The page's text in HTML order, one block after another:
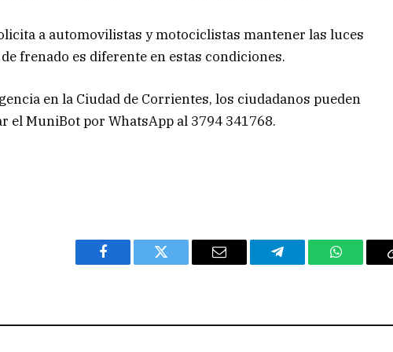
a automovilistas y motociclistas mantener las luces
frenado es diferente en estas condiciones.
en la Ciudad de Corrientes, los ciudadanos pueden
el MuniBot por WhatsApp al 3794 341768.
Facebook Twitter Email Telegram